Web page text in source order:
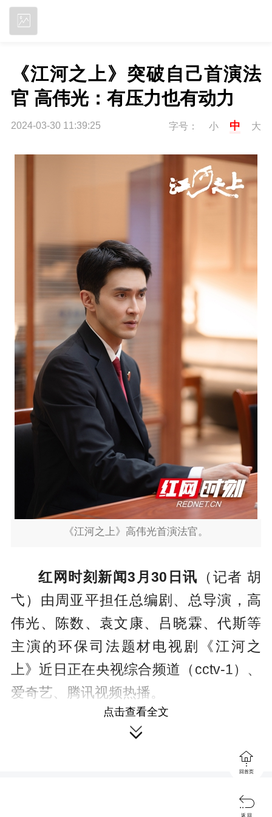
《江河之上》突破自己首演法
官 高伟光：有压力也有动力
2024-03-30 11:39:25 字号： 小 中 大
《江河之上》高伟光首演法官。
红网时刻新闻3月30日讯 （记者 胡
弋）由周亚平担任总编剧、总导演，高
伟光、陈数、袁文康、吕晓霖、代斯等
主演的环保司法题材电视剧《江河之
上》近日正在央视综合频道（cctv-1）、
爱奇艺、腾讯视频热播。
该剧根据真实案例改编，讲述了高
伟光饰演的行政庭法官罗远，因江石化
工厂爆炸案，结识了环境工程系教授夏
未冬（陈数 饰），并在随后的村民纠纷
点击查看全文


回首页

返 回